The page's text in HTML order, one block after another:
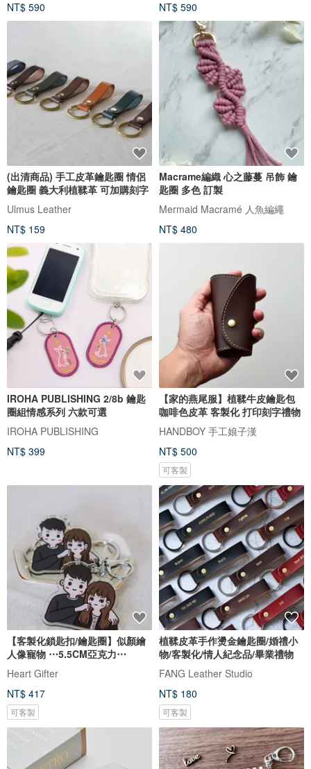
NT$ 590
NT$ 590
(出清商品) 手工皮革鑰匙圈 情侶
鑰匙圈 義大利植鞣革 可加購刻字
Ulmus Leather
NT$ 159
Macrame編織 心之藤蔓 吊飾 鑰
匙圈 多色 訂製
Mermaid Macramé 人魚編繩
NT$ 480
IROHA PUBLISHING 2/8b 鑰匙
圈組情感系列 六款可選
IROHA PUBLISHING
NT$ 399
【家的燕尾服】植鞣牛皮鑰匙包
咖啡色皮革 客製化 打印刻字禮物
HANDBOY 手工娘子漢
NT$ 500
可客製
【客製化鎖匙扣/鑰匙圈】似顏繪
人像寵物 ⋯5.5CM亞克力⋯
Heart Gifter
NT$ 417
可客製
植鞣皮革手作燙金鑰匙圈/婚禮小
物/客製化/情人紀念品/畢業禮物
FANG Leather Studio
NT$ 180
可客製